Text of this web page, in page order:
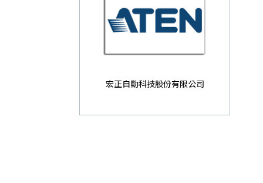
宏正自動科技股份有限公司